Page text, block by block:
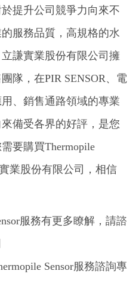
提升公司競爭力向來不
服務品質，高規格的水
謙實業股份有限公司擁
隊，在PIR SENSOR、電
、銷售通路領域的專業
備受各界的好評，是您
要購買Thermopile
業股份有限公司，相信
服務有更多瞭解，請諮
Sensor服務諮詢專